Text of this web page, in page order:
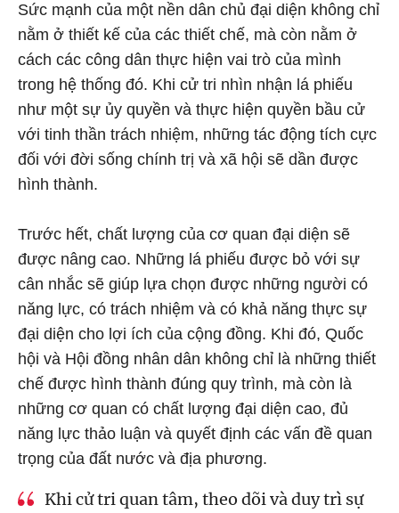
Sức mạnh của một nền dân chủ đại diện không chỉ
nằm ở thiết kế của các thiết chế, mà còn nằm ở
cách các công dân thực hiện vai trò của mình
trong hệ thống đó. Khi cử tri nhìn nhận lá phiếu
như một sự ủy quyền và thực hiện quyền bầu cử
với tinh thần trách nhiệm, những tác động tích cực
đối với đời sống chính trị và xã hội sẽ dần được
hình thành.
Trước hết, chất lượng của cơ quan đại diện sẽ
được nâng cao. Những lá phiếu được bỏ với sự
cân nhắc sẽ giúp lựa chọn được những người có
năng lực, có trách nhiệm và có khả năng thực sự
đại diện cho lợi ích của cộng đồng. Khi đó, Quốc
hội và Hội đồng nhân dân không chỉ là những thiết
chế được hình thành đúng quy trình, mà còn là
những cơ quan có chất lượng đại diện cao, đủ
năng lực thảo luận và quyết định các vấn đề quan
trọng của đất nước và địa phương.
Khi cử tri quan tâm, theo dõi và duy trì sự